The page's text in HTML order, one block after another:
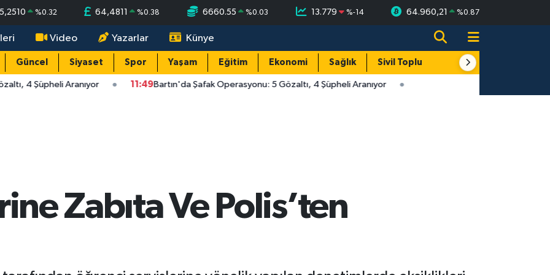
%0.32 64,4811 %0.38 6660.55 %0.03 13.779 %-14 64.960,21 %0.87
Video Yazarlar Künye
Güncel Siyaset Spor Yaşam Eğitim Ekonomi Sağlık Sivil Toplum Turizm
4 Şüpheli Aranıyor 11:49Bartın'da Şafak Operasyonu: 5 Gözaltı, 4 Şüpheli Aranıyor
Zabıta Ve Polis’ten